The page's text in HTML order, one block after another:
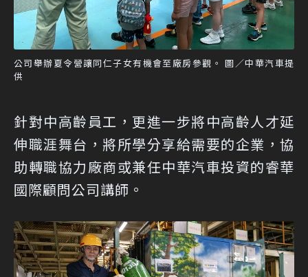
公司舉辦夏令營讓同仁子女有機會至廠房參觀。 圖／中華汽車提
供
針對中高齡員工，更進一步將中高齡人才延
伸職涯舞台，將所學分享給需要的企業，協
助轉職協力廠商或兼任中華汽車投資的睿華
國際顧問公司講師。